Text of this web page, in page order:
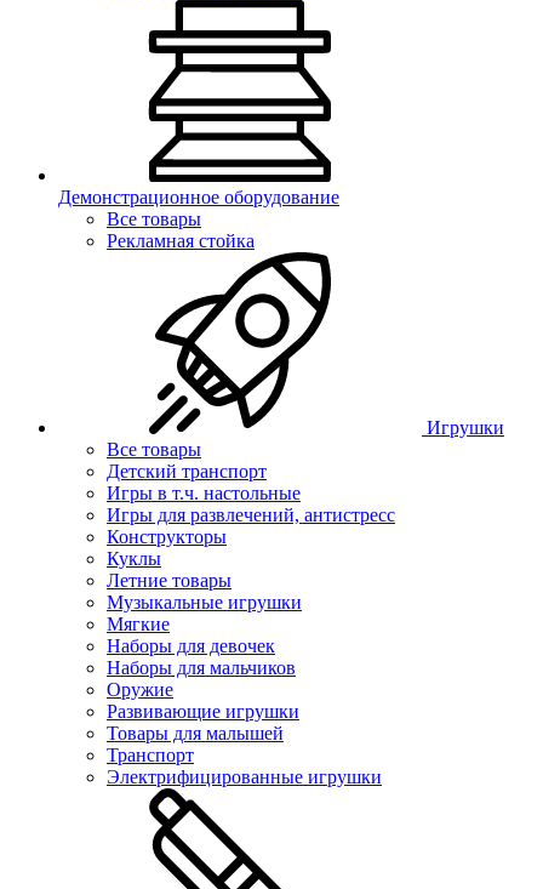
Демонстрационное оборудование
Все товары
Рекламная стойка
Игрушки
Все товары
Детский транспорт
Игры в т.ч. настольные
Игры для развлечений, антистресс
Конструкторы
Куклы
Летние товары
Музыкальные игрушки
Мягкие
Наборы для девочек
Наборы для мальчиков
Оружие
Развивающие игрушки
Товары для малышей
Транспорт
Электрифицированные игрушки